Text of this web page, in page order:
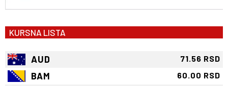
KURSNA LISTA
AUD 71.56 RSD
BAM 60.00 RSD